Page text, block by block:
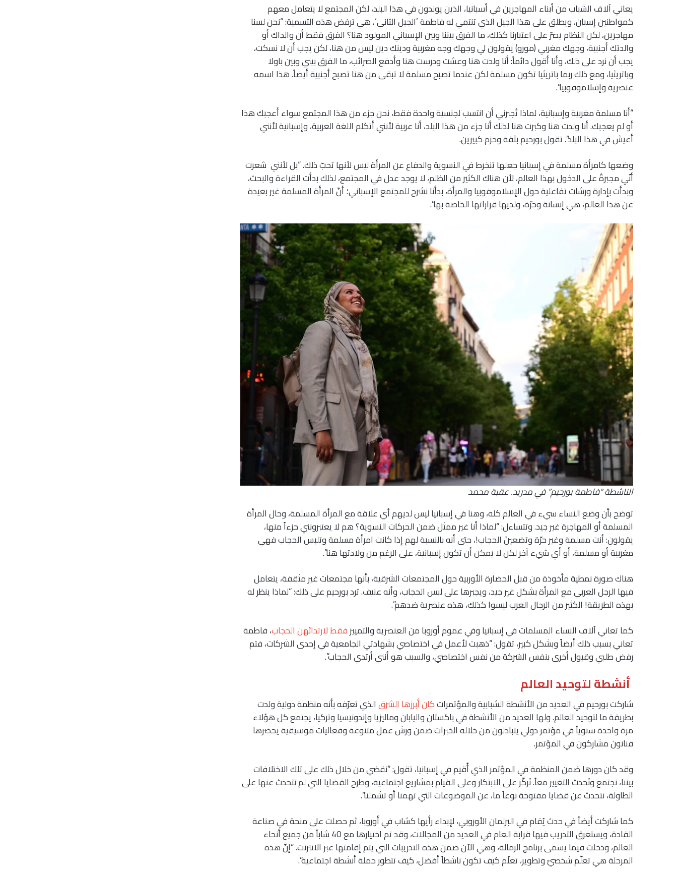
يعاني آلاف الشباب من أبناء المهاجرين في أسبانيا، الذين يولدون في هذا البلد، لكن المجتمع لا يتعامل معهم
كمواطنين إسبان، ويطلق على هذا الجيل الذي تنتمي له فاطمة ’الجيل الثاني‘، هي ترفض هذه التسمية: “نحن لسنا
مهاجرين، لكن النظام يصرّ على اعتبارنا كذلك، ما الفرق بيننا وبين الإسباني المولود هنا؟ الفرق فقط أن والداك أو
والدتك أجنبية، وجهك مغربي (مورو) يقولون لي وجهك وجه مغربية ودينك دين ليس من هنا، لكن يجب أن لا نسكت،
يجب أن نرد على ذلك، وأنا أقول دائماً: أنا ولدت هنا وعشت ودرست هنا وأدفع الضرائب، ما الفرق بيني وبين باولا
وباتريثيا، ومع ذلك ربما باتريثيا تكون مسلمة لكن عندما تصبح مسلمة لا تبقى من هنا تصبح أجنبية أيضاً. هذا اسمه
عنصرية وإسلاموفوبيا”.
“أنا مسلمة مغربية وإسبانية، لماذا تُجبرني أن انتسب لجنسية واحدة فقط، نحن جزء من هذا المجتمع سواء أعجبك هذا
أو لم يعجبك. أنا ولدت هنا وكبرت هنا لذلك أنا جزء من هذا البلد، أنا عربية لأنني أتكلم اللغة العربية، وإسبانية لأنني
أعيش في هذا البلد”. تقول بورحيم بثقة وحزم كبيرين.
وضعها كامرأة مسلمة في إسبانيا جعلها تنخرط في النسوية والدفاع عن المرأة ليس لأنها تحبّ ذلك. “بل لأنني شعرت
أنّي مجبرةٌ على الدخول بهذا العالم، لأن هناك الكثير من الظلم، لا يوجد عدل في المجتمع، لذلك بدأت القراءة والبحث،
وبدأت بإدارة ورشات تفاعلية حول الإسلاموفوبيا والمرأة، بدأنا نشرح للمجتمع الإسباني؛ أنّ المرأة المسلمة غير بعيدة
عن هذا العالم، هي إنسانة وحرّة، ولديها قراراتها الخاصة بها”.
الناشطة “فاطمة بورحيم” في مدريد. عقبة محمد
توضح بأن وضع النساء سيء في العالم كله، وهنا في إسبانيا ليس لديهم أي علاقة مع المرأة المسلمة، وحال المرأة
المسلمة أو المهاجرة غير جيد. وتتساءل: “لماذا أنا غير ممثل ضمن الحركات النسوية؟ هم لا يعتبرونني حزءاً منها،
يقولون: أنت مسلمة وغير حرّة وتضعينَ الحجاب!، حتى أنه بالنسبة لهم إذا كانت امرأة مسلمة وتلبس الحجاب فهي
مغربية أو مسلمة، أو أي شيء آخر لكن لا يمكن أن تكون إسبانية، على الرغم من ولادتها هنا”.
هناك صورة نمطية مأخوذة من قبل الحضارة الأوربية حول المجتمعات الشرقية، بأنها مجتمعات غير مثقفة، يتعامل
فيها الرجل العربي مع المرأة بشكل غير جيد، ويجبرها على لبس الحجاب، وأنه عنيف. ترد بورحيم على ذلك: “لماذا ينظر له
بهذه الطريقة! الكثير من الرجال العرب ليسوا كذلك، هذه عنصرية ضدهم”.
كما تعاني آلاف النساء المسلمات في إسبانيا وفي عموم أوروبا من العنصرية والتمييزفقط لارتدائهن الحجاب، فاطمة
تعاني بسبب ذلك أيضاً وبشكل كبير، تقول: “ذهبت لأعمل في اختصاصي بشهادتي الجامعية في إحدى الشركات، فتم
رفض طلبي وقبول أخرى بنفس الشركة من نفس اختصاصي، والسبب هو أنني أرتدي الحجاب”.
أنشطة لتوحيد العالم
شاركت بورحيم في العديد من الأنشطة الشبابية والمؤتمراتكان أبرزها الشرقالذي تعرّفه بأنه منظمة دولية ولدت
بطريقة ما لتوحيد العالم. ولها العديد من الأنشطة في باكستان واليابان وماليزيا وإندونيسيا وتركيا، يجتمع كل هؤلاء
مرة واحدة سنوياً في مؤتمر دولي يتبادلون من خلاله الخبرات ضمن ورش عمل متنوعة وفعاليات موسيقية يحضرها
فنانون مشاركون في المؤتمر.
وقد كان دورها ضمن المنظمة في المؤتمر الذي أُقيم في إسبانيا، تقول: “نقضي من خلال ذلك على تلك الاختلافات
بيننا، نجتمع ونُحدث التغيير معاً. نُركّز على الابتكار وعلى القيام بمشاريع اجتماعية، وطرح القضايا التي لم نتحدث عنها على
الطاولة، نتحدث عن قضايا مفتوحة نوعاً ما، عن الموضوعات التي تهمنا أو تشملنا”.
كما شاركت أيضاً في حدث يُقام في البرلمان الأوروبي، لإبداء رأيها كشاب في أوروبا، ثم حصلت على منحة في صناعة
القادة، ويستغرق التدريب فيها قرابة العام في العديد من المجالات، وقد تم اختيارها مع 40 شاباً من جميع أنحاء
العالم، ودخلت فيما يسمى برنامج الزمالة، وهي الآن ضمن هذه التدريبات التي يتم إقامتها عبر الانترنت. “إنّ هذه
المرحلة هي تعلّم شخصيّ وتطوير، تعلّم كيف تكون ناشطاً أفضل، كيف تتطور حملة أنشطة اجتماعية”.